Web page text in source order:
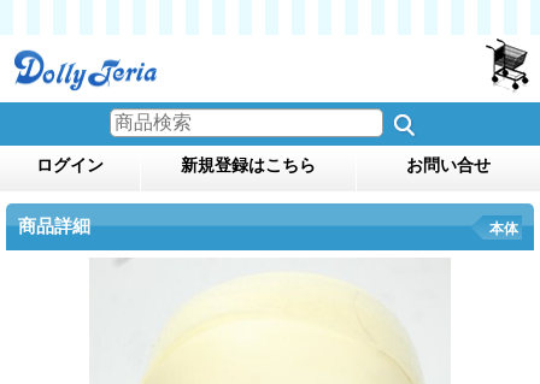
ログイン 新規登録はこちら お問い合せ
商品詳細 本体